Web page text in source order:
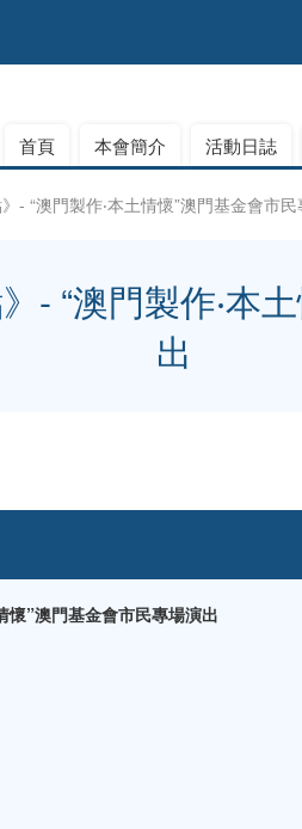
首頁 本會簡介 活動日誌
- “澳門製作‧本土情懷”澳門基金會市民
- “澳門製作‧本
出
懷”澳門基金會市民專場演出